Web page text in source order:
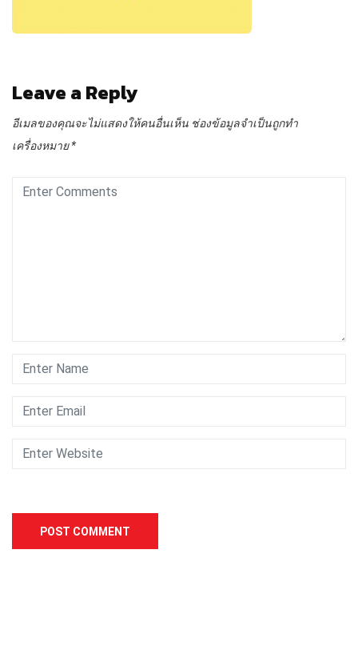
Leave a Reply
อีเมลของคุณจะไม่แสดงให้คนอื่นเห็น ช่องข้อมูลจำเป็นถูกทำ
เครื่องหมาย*